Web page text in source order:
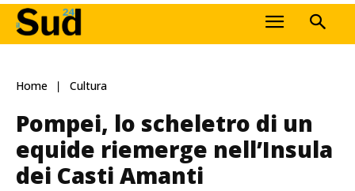
Home Cultura
Pompei, lo scheletro di un
equide riemerge nell’Insula
dei Casti Amanti